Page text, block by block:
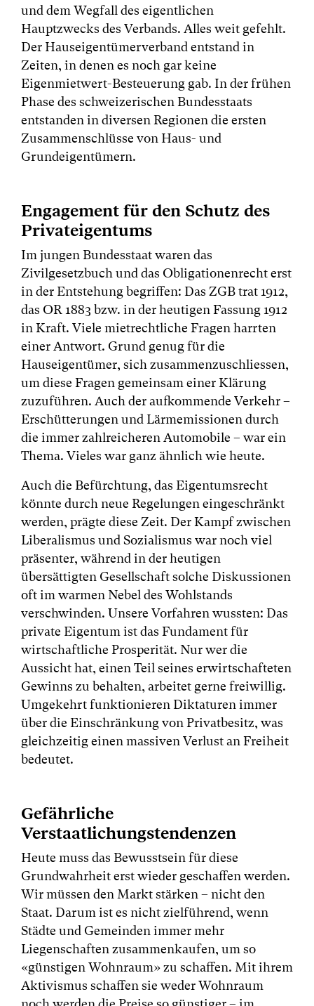
und dem Wegfall des eigentlichen
Hauptzwecks des Verbands. Alles weit gefehlt.
Der Hauseigentümerverband entstand in
Zeiten, in denen es noch gar keine
Eigenmietwert-Besteuerung gab. In der frühen
Phase des schweizerischen Bundesstaats
entstanden in diversen Regionen die ersten
Zusammenschlüsse von Haus- und
Grundeigentümern.
Engagement für den Schutz des
Privateigentums
Im jungen Bundesstaat waren das
Zivilgesetzbuch und das Obligationenrecht erst
in der Entstehung begriffen: Das ZGB trat 1912,
das OR 1883 bzw. in der heutigen Fassung 1912
in Kraft. Viele mietrechtliche Fragen harrten
einer Antwort. Grund genug für die
Hauseigentümer, sich zusammenzuschliessen,
um diese Fragen gemeinsam einer Klärung
zuzuführen. Auch der aufkommende Verkehr –
Erschütterungen und Lärmemissionen durch
die immer zahlreicheren Automobile – war ein
Thema. Vieles war ganz ähnlich wie heute.
Auch die Befürchtung, das Eigentumsrecht
könnte durch neue Regelungen eingeschränkt
werden, prägte diese Zeit. Der Kampf zwischen
Liberalismus und Sozialismus war noch viel
präsenter, während in der heutigen
übersättigten Gesellschaft solche Diskussionen
oft im warmen Nebel des Wohlstands
verschwinden. Unsere Vorfahren wussten: Das
private Eigentum ist das Fundament für
wirtschaftliche Prosperität. Nur wer die
Aussicht hat, einen Teil seines erwirtschafteten
Gewinns zu behalten, arbeitet gerne freiwillig.
Umgekehrt funktionieren Diktaturen immer
über die Einschränkung von Privatbesitz, was
gleichzeitig einen massiven Verlust an Freiheit
bedeutet.
Gefährliche
Verstaatlichungstendenzen
Heute muss das Bewusstsein für diese
Grundwahrheit erst wieder geschaffen werden.
Wir müssen den Markt stärken – nicht den
Staat. Darum ist es nicht zielführend, wenn
Städte und Gemeinden immer mehr
Liegenschaften zusammenkaufen, um so
«günstigen Wohnraum» zu schaffen. Mit ihrem
Aktivismus schaffen sie weder Wohnraum